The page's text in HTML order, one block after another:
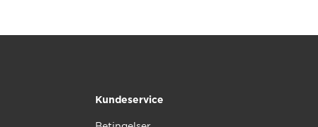
Kundeservice